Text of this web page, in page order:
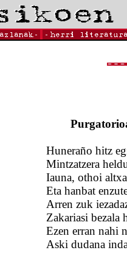
Huneraño hitz
Mintzatzera
Iauna, othoi
Eta hanbat
Arren zuk
Zakariasi bezala
Ezen erran nahi
Aski dudana